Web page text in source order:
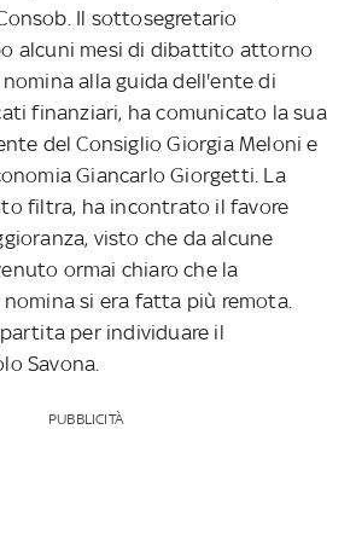
Il sottosegretario
alcuni mesi di dibattito attorno
alla guida dell'ente di
finanziari, ha comunicato la sua
del Consiglio Giorgia Meloni e
Giancarlo Giorgetti. La
filtra, ha incontrato il favore
visto che da alcune
ormai chiaro che la
si era fatta più remota.
per individuare il
Savona.
PUBBLICITÀ